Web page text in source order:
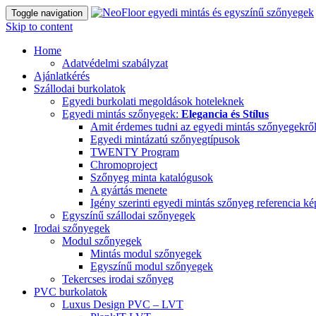
Toggle navigation
Skip to content
Home
Adatvédelmi szabályzat
Ajánlatkérés
Szállodai burkolatok
Egyedi burkolati megoldások hoteleknek
Egyedi mintás szőnyegek: Elegancia és Stílus
Amit érdemes tudni az egyedi mintás szőnyegekről
Egyedi mintázatú szőnyegtípusok
TWENTY Program
Chromoproject
Szőnyeg minta katalógusok
A gyártás menete
Igény szerinti egyedi mintás szőnyeg referencia
Egyszínű szállodai szőnyegek
Irodai szőnyegek
Modul szőnyegek
Mintás modul szőnyegek
Egyszínű modul szőnyegek
Tekercses irodai szőnyeg
PVC burkolatok
Luxus Design PVC – LVT